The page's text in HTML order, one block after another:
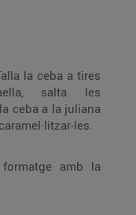
la ceba a tires
les
ceba a la juliana
per caramel·litzar-les.
amb la